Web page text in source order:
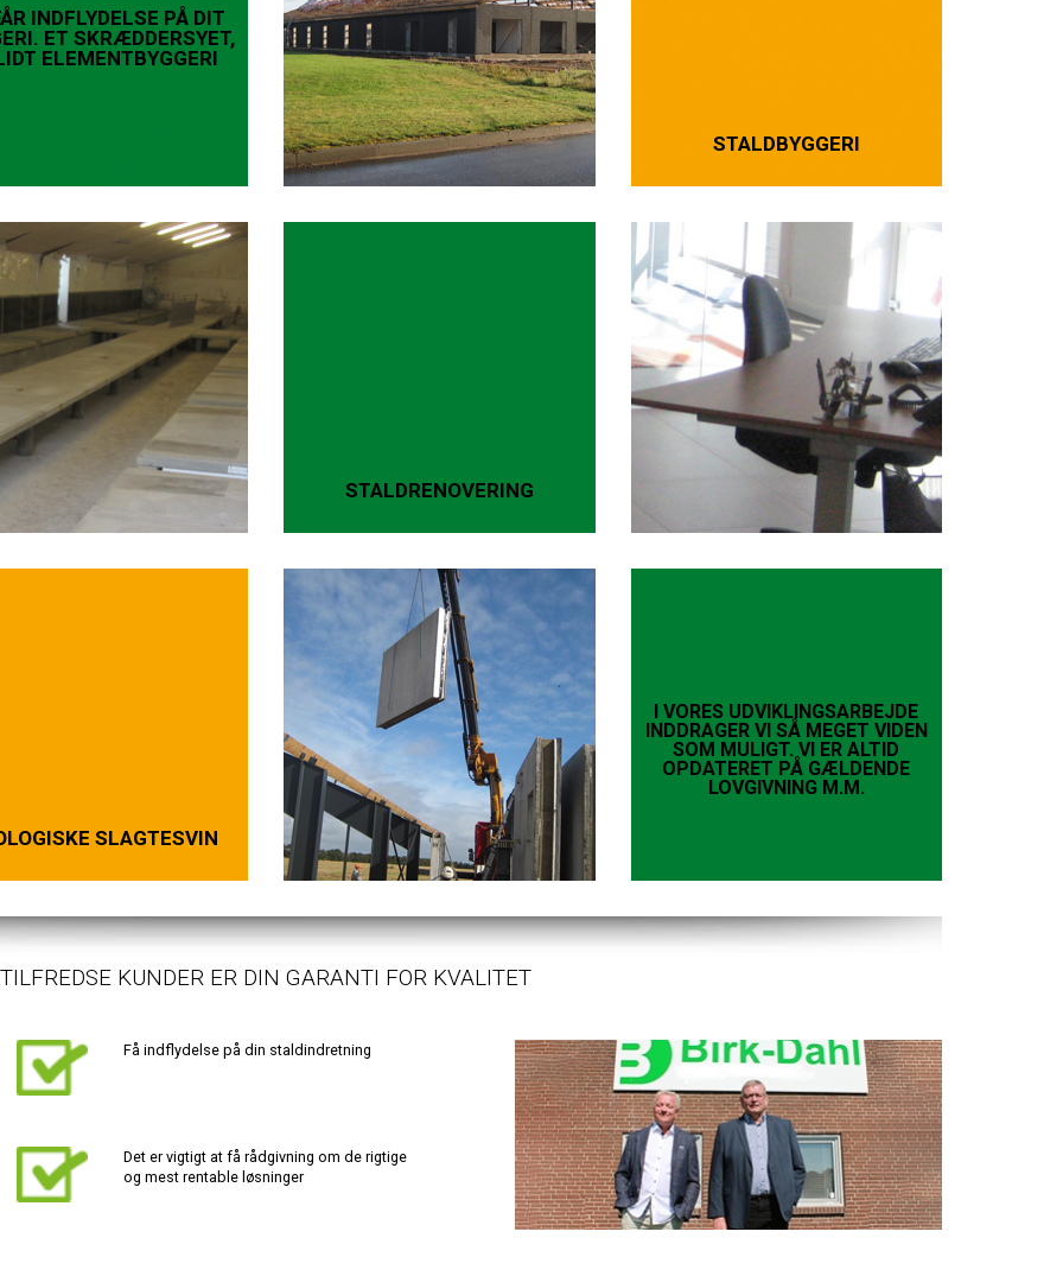
INDFLYDELSE PÅ DIT
ET SKRÆDDERSYET,
ELEMENTBYGGERI
STALDBYGGERI
STALDRENOVERING
SLAGTESVIN
I VORES UDVIKLINGSARBEJDE
INDDRAGER VI SÅ MEGET VIDEN
SOM MULIGT. VI ER ALTID
OPDATERET PÅ GÆLDENDE
LOVGIVNING M.M.
TILFREDSE KUNDER ER DIN GARANTI FOR KVALITET
Få indflydelse på din staldindretning
Det er vigtigt at få rådgivning om de rigtige
og mest rentable løsninger